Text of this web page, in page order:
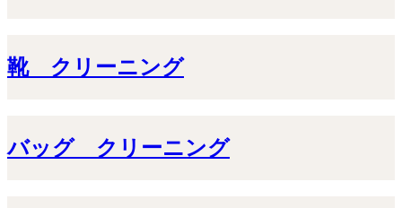
靴 クリーニング
バッグ クリーニング